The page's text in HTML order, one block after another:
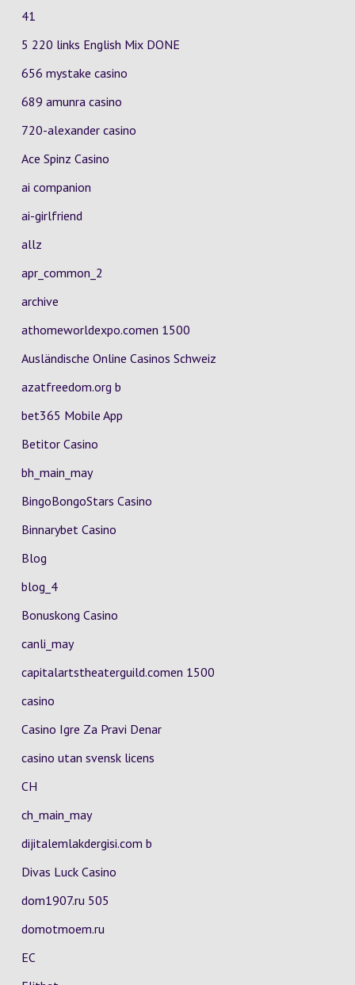
41
5 220 links English Mix DONE
656 mystake casino
689 amunra casino
720-alexander casino
Ace Spinz Casino
ai companion
ai-girlfriend
allz
apr_common_2
archive
athomeworldexpo.comen 1500
Ausländische Online Casinos Schweiz
azatfreedom.org b
bet365 Mobile App
Betitor Casino
bh_main_may
BingoBongoStars Casino
Binnarybet Casino
Blog
blog_4
Bonuskong Casino
canli_may
capitalartstheaterguild.comen 1500
casino
Casino Igre Za Pravi Denar
casino utan svensk licens
CH
ch_main_may
dijitalemlakdergisi.com b
Divas Luck Casino
dom1907.ru 505
domotmoem.ru
EC